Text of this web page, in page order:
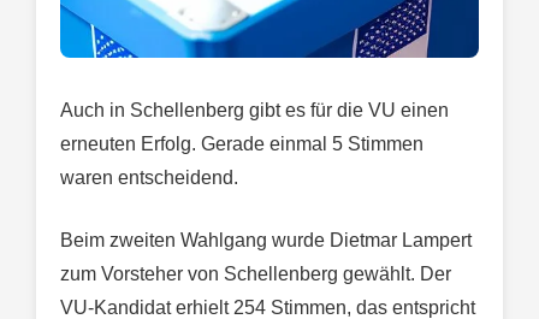
Auch in Schellenberg gibt es für die VU einen
erneuten Erfolg. Gerade einmal 5 Stimmen
waren entscheidend.
Beim zweiten Wahlgang wurde Dietmar Lampert
zum Vorsteher von Schellenberg gewählt. Der
VU-Kandidat erhielt 254 Stimmen, das entspricht